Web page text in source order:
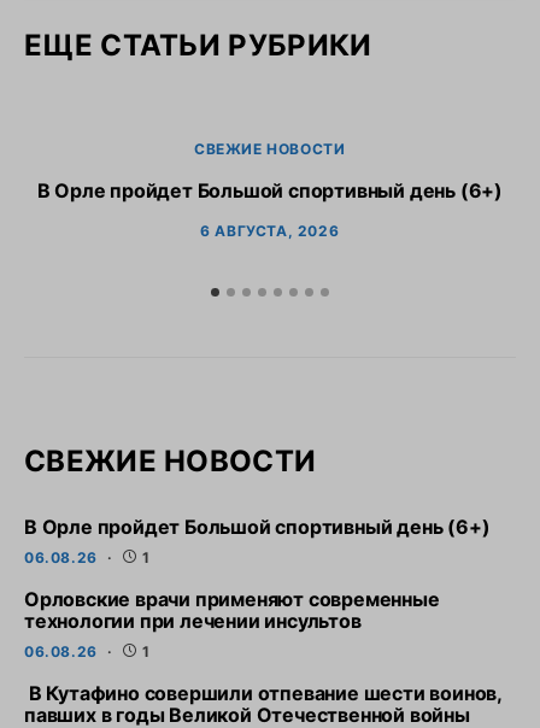
ЕЩЕ СТАТЬИ РУБРИКИ
СВЕЖИЕ НОВОСТИ
В Орле пройдет Большой спортивный день (6+)
6 АВГУСТА, 2026
СВЕЖИЕ НОВОСТИ
В Орле пройдет Большой спортивный день (6+)
06.08.26 1
Орловские врачи применяют современные
технологии при лечении инсультов
06.08.26 1
В Кутафино совершили отпевание шести воинов,
павших в годы Великой Отечественной войны